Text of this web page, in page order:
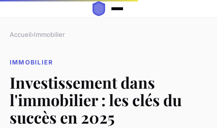
Accueil›Immobilier
IMMOBILIER
Investissement dans
l'immobilier : les clés du
succès en 2025